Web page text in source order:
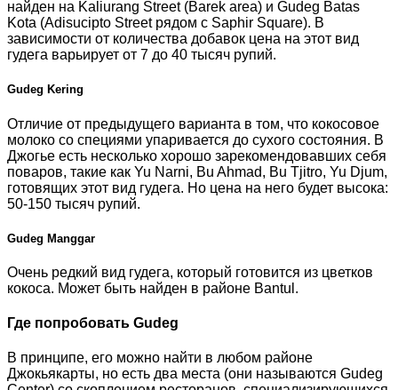
найден на Kaliurang Street (Barek area) и Gudeg Batas
Kota (Adisucipto Street рядом с Saphir Square). В
зависимости от количества добавок цена на этот вид
гудега варьирует от 7 до 40 тысяч рупий.
Gudeg Kering
Отличие от предыдущего варианта в том, что кокосовое
молоко со специями упаривается до сухого состояния. В
Джогье есть несколько хорошо зарекомендовавших себя
поваров, такие как Yu Narni, Bu Ahmad, Bu Tjitro, Yu Djum,
готовящих этот вид гудега. Но цена на него будет высока:
50-150 тысяч рупий.
Gudeg Manggar
Очень редкий вид гудега, который готовится из цветков
кокоса. Может быть найден в районе Bantul.
Где попробовать Gudeg
В принципе, его можно найти в любом районе
Джокьякарты, но есть два места (они называются Gudeg